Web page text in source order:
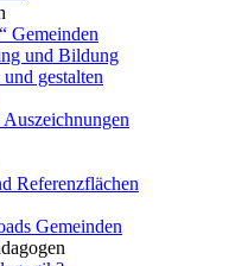
Gemeinden
und Bildung
gestalten
Referenzflächen
Gemeinden